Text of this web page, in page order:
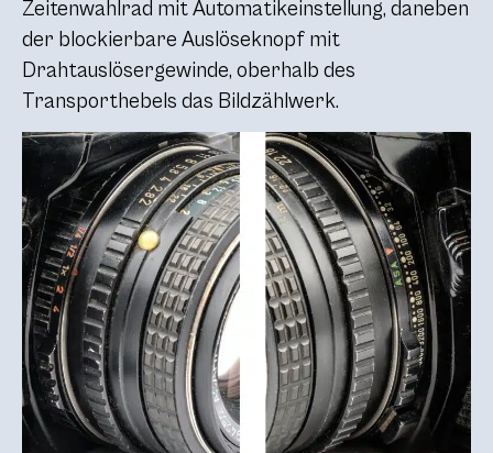
Zeitenwahlrad mit Automatikeinstellung, daneben
der blockierbare Auslöseknopf mit
Drahtauslösergewinde, oberhalb des
Transporthebels das Bildzählwerk.